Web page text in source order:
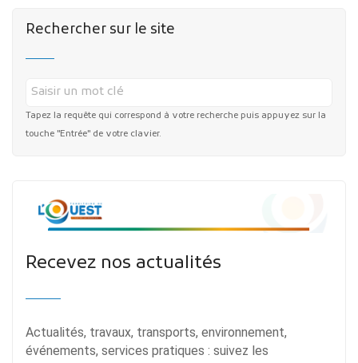
Rechercher sur le site
Tapez la requête qui correspond à votre recherche puis appuyez sur la
touche "Entrée" de votre clavier.
Recevez nos actualités
Actualités, travaux, transports, environnement,
événements, services pratiques : suivez les